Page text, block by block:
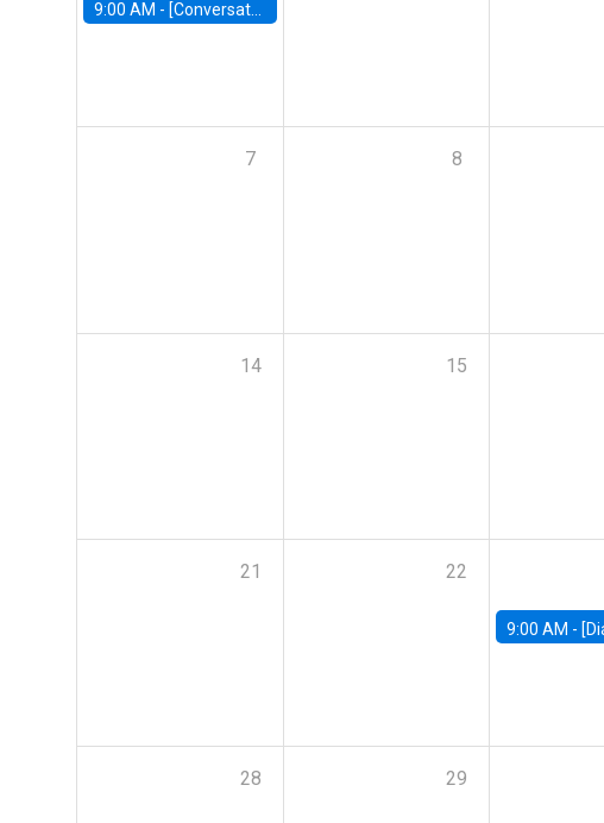
9:00 AM - [Conversatorio] El futuro de Chile: Visiones para reactivar el crecimiento
7 8
14 15
21 22
9:00 AM - [Diálogos de
28 29